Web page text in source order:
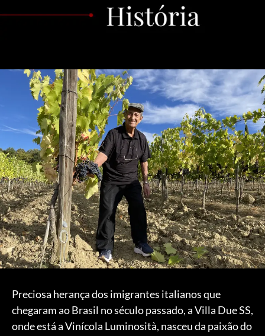
Preciosa herança dos imigrantes italianos que
chegaram ao Brasil no século passado, a Villa Due SS,
onde está a Vinícola Luminosità, nasceu da paixão do